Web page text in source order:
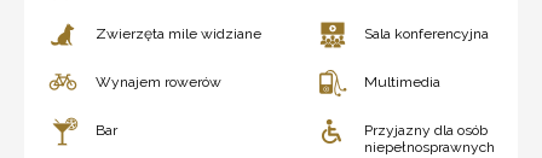
Zwierzęta mile widziane Sala konferencyjna
Wynajem rowerów Multimedia
Bar
Przyjazny dla osób
niepełnosprawnych